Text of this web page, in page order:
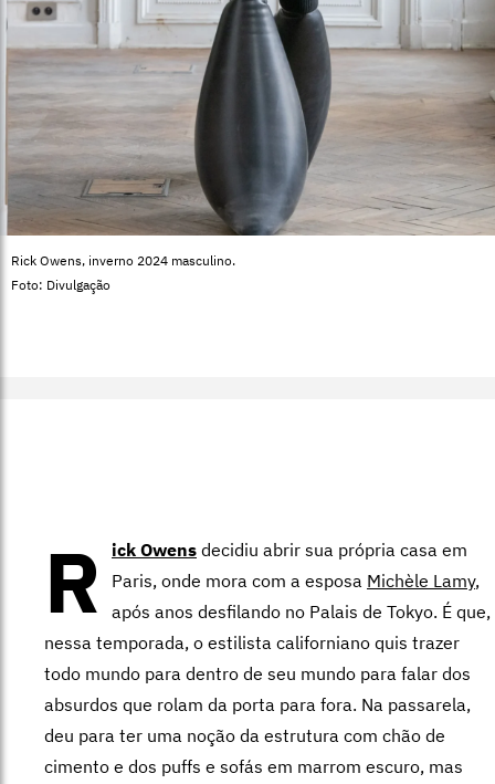
Rick Owens, inverno 2024 masculino.
Foto: Divulgação
R ick Owens decidiu abrir sua própria casa em
Paris, onde mora com a esposa Michèle Lamy,
após anos desfilando no Palais de Tokyo. É que,
nessa temporada, o estilista californiano quis trazer
todo mundo para dentro de seu mundo para falar dos
absurdos que rolam da porta para fora. Na passarela,
deu para ter uma noção da estrutura com chão de
cimento e dos puffs e sofás em marrom escuro, mas